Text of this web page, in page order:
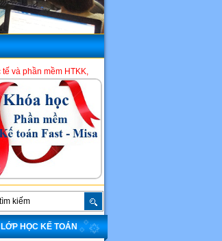
từ thực tế và phần mềm HTKK, Excel, Misa. Là một
HỌC KẾ TOÁN